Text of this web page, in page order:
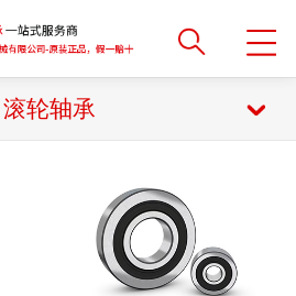
滚轮轴承